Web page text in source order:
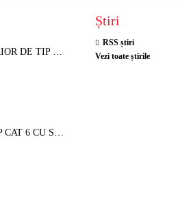
POST INTERIOR DE TIP TELEFON RESEL, T8018 PENTRU INTERFON DE BLOC
CABLU SFTP CAT 6 CU SUFA, DE EXTERIOR 8 FIRE X 0,56 MM
Știri
RSS știri
Vezi toate știrile